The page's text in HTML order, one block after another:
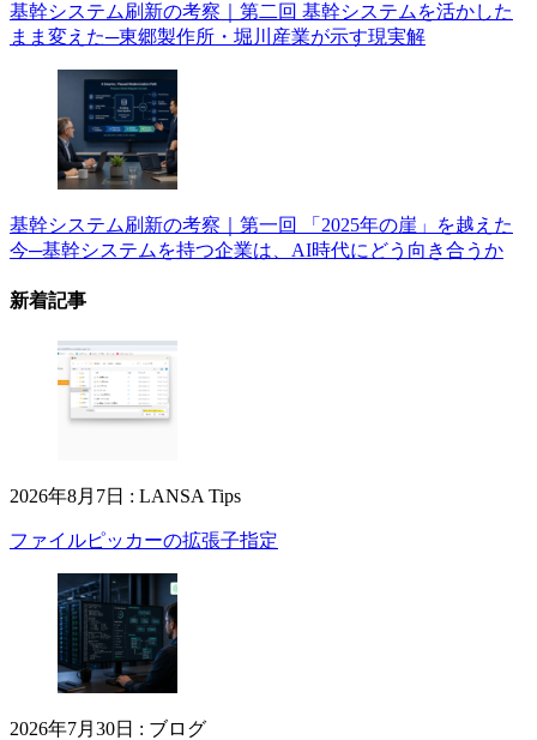
基幹システム刷新の考察｜第二回 基幹システムを活かした
まま変えた─東郷製作所・堀川産業が示す現実解
基幹システム刷新の考察｜第一回 「2025年の崖」を越えた
今─基幹システムを持つ企業は、AI時代にどう向き合うか
新着記事
2026年8月7日 : LANSA Tips
ファイルピッカーの拡張子指定
2026年7月30日 : ブログ